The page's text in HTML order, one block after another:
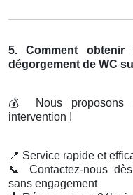
5. Comment
dégorgement de WC
💰
Nous proposons
intervention !
📍 Service rapide et
📞
Contactez-nous
sans engagement